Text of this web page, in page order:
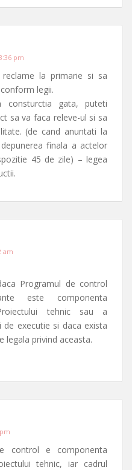
pm
la primarie si sa
legii.
consturctia gata, puteti
sa va faca releve-ul si sa
(de cand anuntati la
finala a actelor
45 de zile) – legea
am
Programul de control
este componenta
tehnic sau a
de executie si daca exista
legala privind aceasta.
control e componenta
tehnic, iar cadrul